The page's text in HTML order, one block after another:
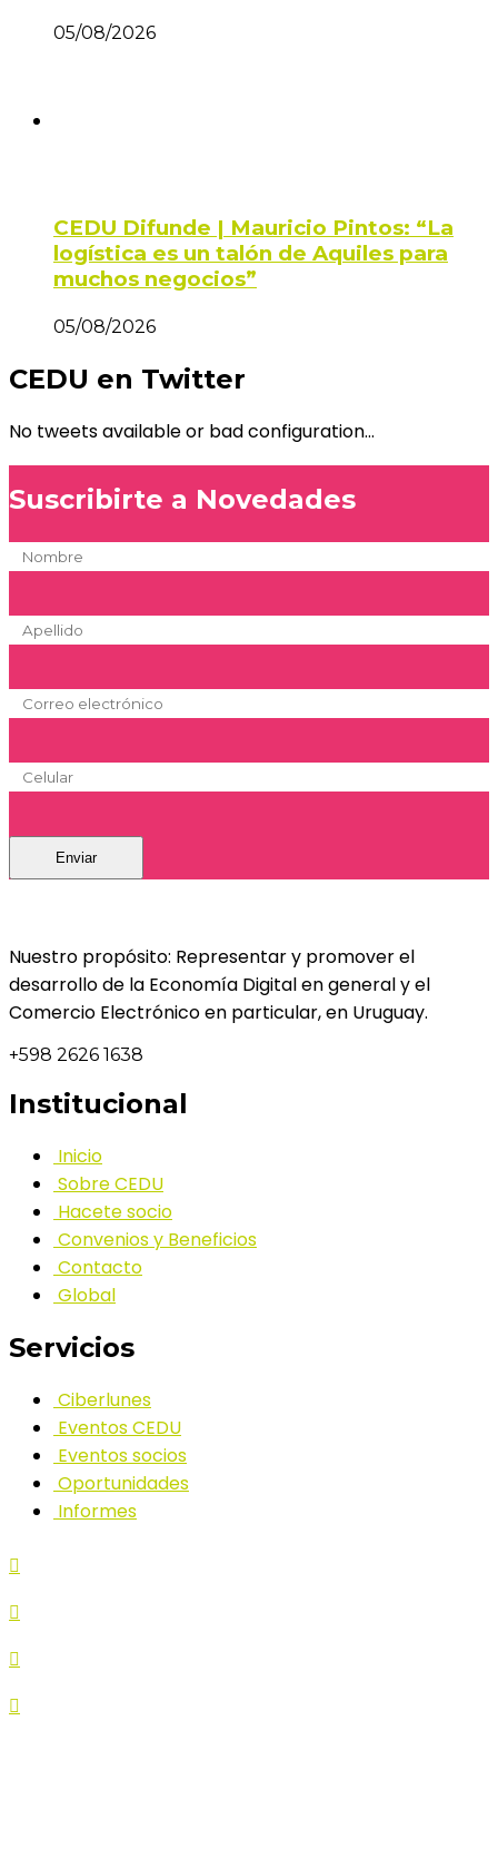
05/08/2026
CEDU Difunde | Mauricio Pintos: “La
logística es un talón de Aquiles para
muchos negocios”
05/08/2026
CEDU en Twitter
No tweets available or bad configuration...
Suscribirte a Novedades
Nuestro propósito: Representar y promover el
desarrollo de la Economía Digital en general y el
Comercio Electrónico en particular, en Uruguay.
+598 2626 1638
Institucional
Inicio
Sobre CEDU
Hacete socio
Convenios y Beneficios
Contacto
Global
Servicios
Ciberlunes
Eventos CEDU
Eventos socios
Oportunidades
Informes